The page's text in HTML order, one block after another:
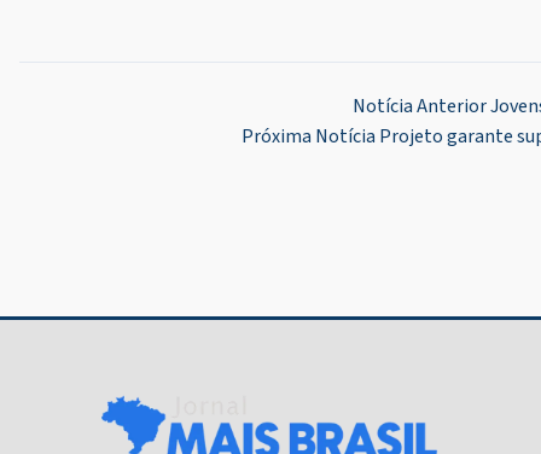
Notícia Anterior
Próxima Notícia Projeto garante